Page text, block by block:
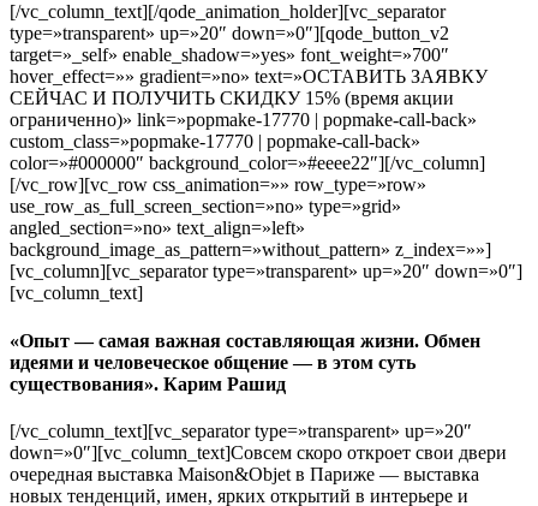
[/vc_column_text][/qode_animation_holder][vc_separator
type=»transparent» up=»20″ down=»0″][qode_button_v2
target=»_self» enable_shadow=»yes» font_weight=»700″
hover_effect=»» gradient=»no» text=»ОСТАВИТЬ ЗАЯВКУ
СЕЙЧАС И ПОЛУЧИТЬ СКИДКУ 15% (время акции
ограниченно)» link=»popmake-17770 | popmake-call-back»
custom_class=»popmake-17770 | popmake-call-back»
color=»#000000″ background_color=»#eeee22″][/vc_column]
[/vc_row][vc_row css_animation=»» row_type=»row»
use_row_as_full_screen_section=»no» type=»grid»
angled_section=»no» text_align=»left»
background_image_as_pattern=»without_pattern» z_index=»»]
[vc_column][vc_separator type=»transparent» up=»20″ down=»0″]
[vc_column_text]
«Опыт — самая важная составляющая жизни. Обмен
идеями и человеческое общение — в этом суть
существования». Карим Рашид
[/vc_column_text][vc_separator type=»transparent» up=»20″
down=»0″][vc_column_text]Совсем скоро откроет свои двери
очередная выставка Maison&Objet в Париже — выставка
новых тенденций, имен, ярких открытий в интерьере и